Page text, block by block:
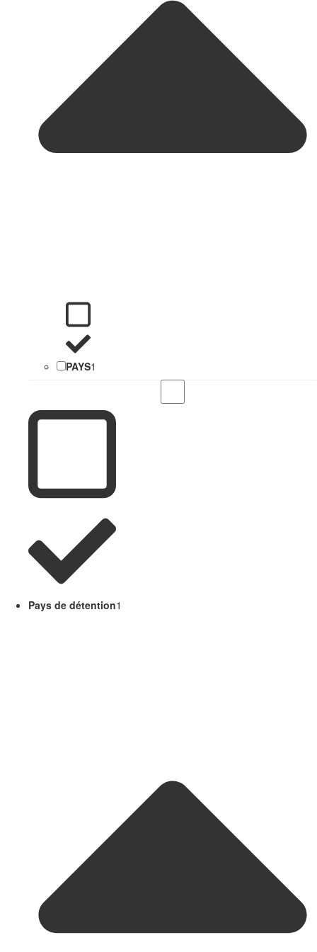
PAYS1
Pays de détention1